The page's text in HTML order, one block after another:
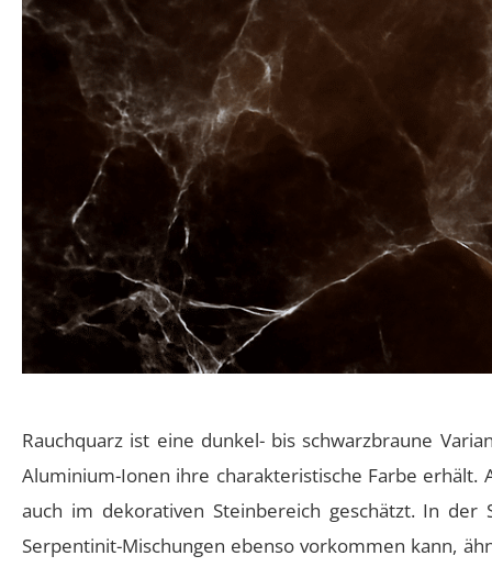
Rauchquarz ist eine dunkel- bis schwarzbraune
Aluminium-Ionen ihre charakteristische Farbe erhält.
auch im dekorativen Steinbereich geschätzt. In
Serpentinit-Mischungen ebenso vorkommen kann,